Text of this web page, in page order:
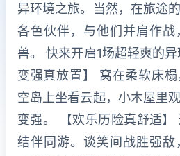
异环境之旅。当然，在旅途
各色伙伴，与他们并肩作
兽。 快来开启1场超轻爽的
变强真放置】 窝在柔软床
空岛上坐看云起，小木屋里
变强。 【欢乐历险真舒适
结伴同游。谈笑间战胜强敌